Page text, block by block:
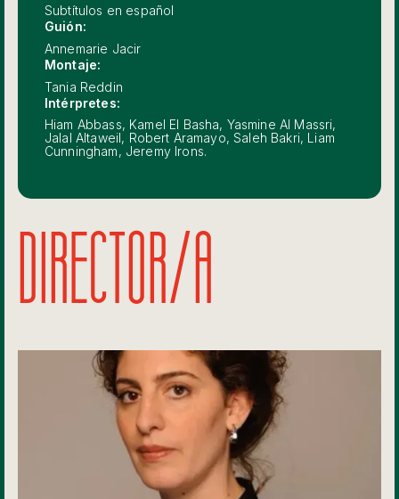
Subtítulos en español
Guión:
Annemarie Jacir
Montaje:
Tania Reddin
Intérpretes:
Hiam Abbass, Kamel El Basha, Yasmine Al Massri,
Jalal Altaweil, Robert Aramayo, Saleh Bakri, Liam
Cunningham, Jeremy Irons.
DIRECTOR/A